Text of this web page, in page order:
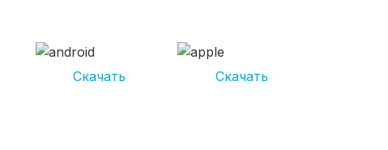
Скачать Скачать